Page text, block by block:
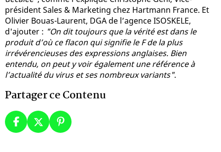
président Sales & Marketing chez Hartmann France. Et
Olivier Bouas-Laurent, DGA de l’agence ISOSKELE,
d'ajouter : "On dit toujours que la vérité est dans le
produit d’où ce flacon qui signifie le F de la plus
irrévérencieuses des expressions anglaises. Bien
entendu, on peut y voir également une référence à
l’actualité du virus et ses nombreux variants".
Partager ce Contenu